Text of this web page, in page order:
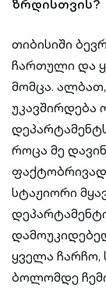
ზრდისთვის?
თიბისიში
ჩართული და
მომცა.
უკავშირდება
როცა მე
სტაჟიორი
ყველა ჩარჩო,
ბოლომდე